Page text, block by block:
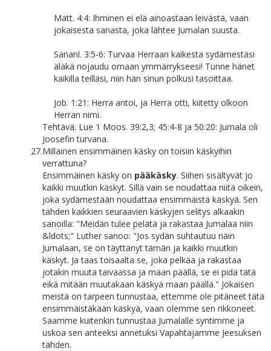
Matt. 4:4: Ihminen ei elä ainoastaan leivästä, vaan
jokaisesta sanasta, joka lähtee Jumalan suusta.
Sananl. 3:5-6: Turvaa Herraan kaikesta sydämestäsi
äläkä nojaudu omaan ymmärrykseesi! Tunne hänet
kaikilla teilläsi, niin hän sinun polkusi tasoittaa.
Job. 1:21: Herra antoi, ja Herra otti, kiitetty olkoon
Herran nimi.
Tehtävä: Lue 1 Moos. 39:2,3; 45:4-8 ja 50:20: Jumala oli
Joosefin turvana.
27.Millainen ensimmäinen käsky on toisiin käskyihin
verrattuna?
Ensimmäinen käsky on pääkäsky. Siihen sisältyvät jo
kaikki muutkin käskyt. Sillä vain se noudattaa niitä oikein,
joka sydämestään noudattaa ensimmäistä käskyä. Sen
tähden kaikkien seuraavien käskyjen selitys alkaakin
sanoilla: "Meidän tulee pelätä ja rakastaa Jumalaa niin
&ldots;" Luther sanoo: "Jos sydän suhtautuu näin
Jumalaan, se on täyttänyt tämän ja kaikki muutkin
käskyt. Ja taas toisaalta se, joka pelkää ja rakastaa
jotakin muuta taivaassa ja maan päällä, se ei pidä tätä
eikä mitään muutakaan käskyä maan päällä." Jokaisen
meistä on tarpeen tunnustaa, ettemme ole pitäneet tätä
ensimmäistäkään käskyä, vaan olemme sen rikkoneet.
Saamme kuitenkin tunnustaa Jumalalle syntimme ja
uskoa sen anteeksi annetuksi Vapahtajamme Jeesuksen
tähden.